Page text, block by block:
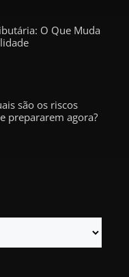
O Que Muda
são os riscos
prepararem agora?